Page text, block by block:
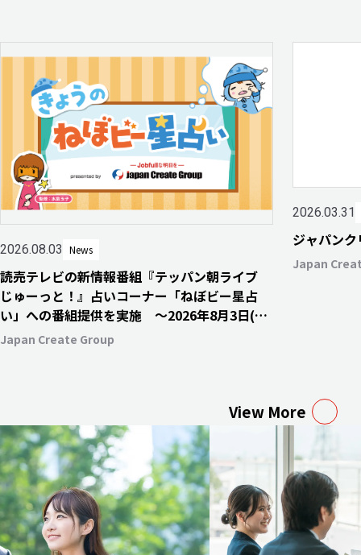
2026.08.03 News
読売テレビの新情報番組『テッパン朝ライブ
じゅーっと！』占いコーナー「ねぼビー星占
い」への番組提供を実施 〜2026年8月3日(月)
より毎週月・水・金曜日にて放送開始〜
Japan Create Group
2026.03.31
ジャパン
Japan
View More